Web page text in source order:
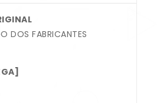
DOS FABRICANTES